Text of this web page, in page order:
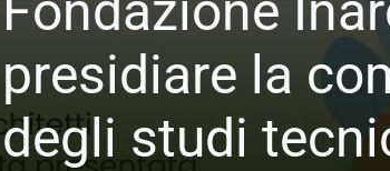
presidiare la
degli studi